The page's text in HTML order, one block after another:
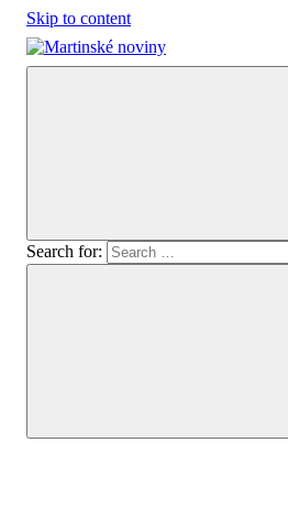
Skip to content
Search for: